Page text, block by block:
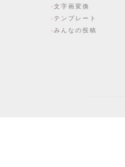
文字画変換
テンプレート
みんなの投稿